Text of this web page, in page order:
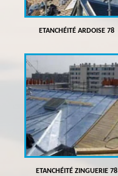
ETANCHÉITÉ ARDOISE 78
ETANCHÉITÉ ZINGUERIE 78